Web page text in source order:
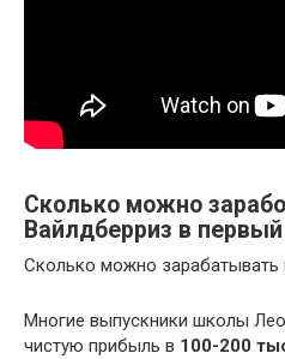
Сколько можно
Вайлдберриз в
Сколько можно зарабатывать
Многие выпускники школы
чистую прибыль в 100-200